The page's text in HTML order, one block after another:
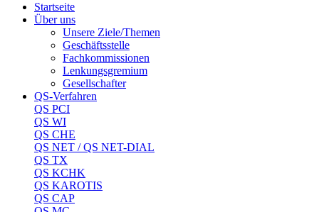
Startseite
Über uns
Unsere Ziele/Themen
Geschäftsstelle
Fachkommissionen
Lenkungsgremium
Gesellschafter
QS-Verfahren
QS PCI
QS WI
QS CHE
QS NET / QS NET-DIAL
QS TX
QS KCHK
QS KAROTIS
QS CAP